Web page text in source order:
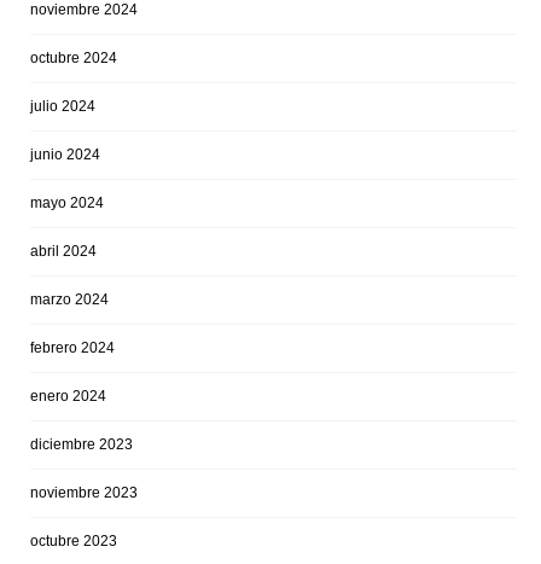
noviembre 2024
octubre 2024
julio 2024
junio 2024
mayo 2024
abril 2024
marzo 2024
febrero 2024
enero 2024
diciembre 2023
noviembre 2023
octubre 2023